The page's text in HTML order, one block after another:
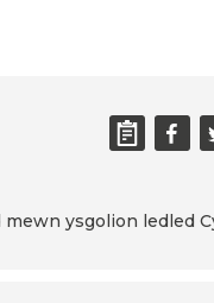
ysgolion ledled